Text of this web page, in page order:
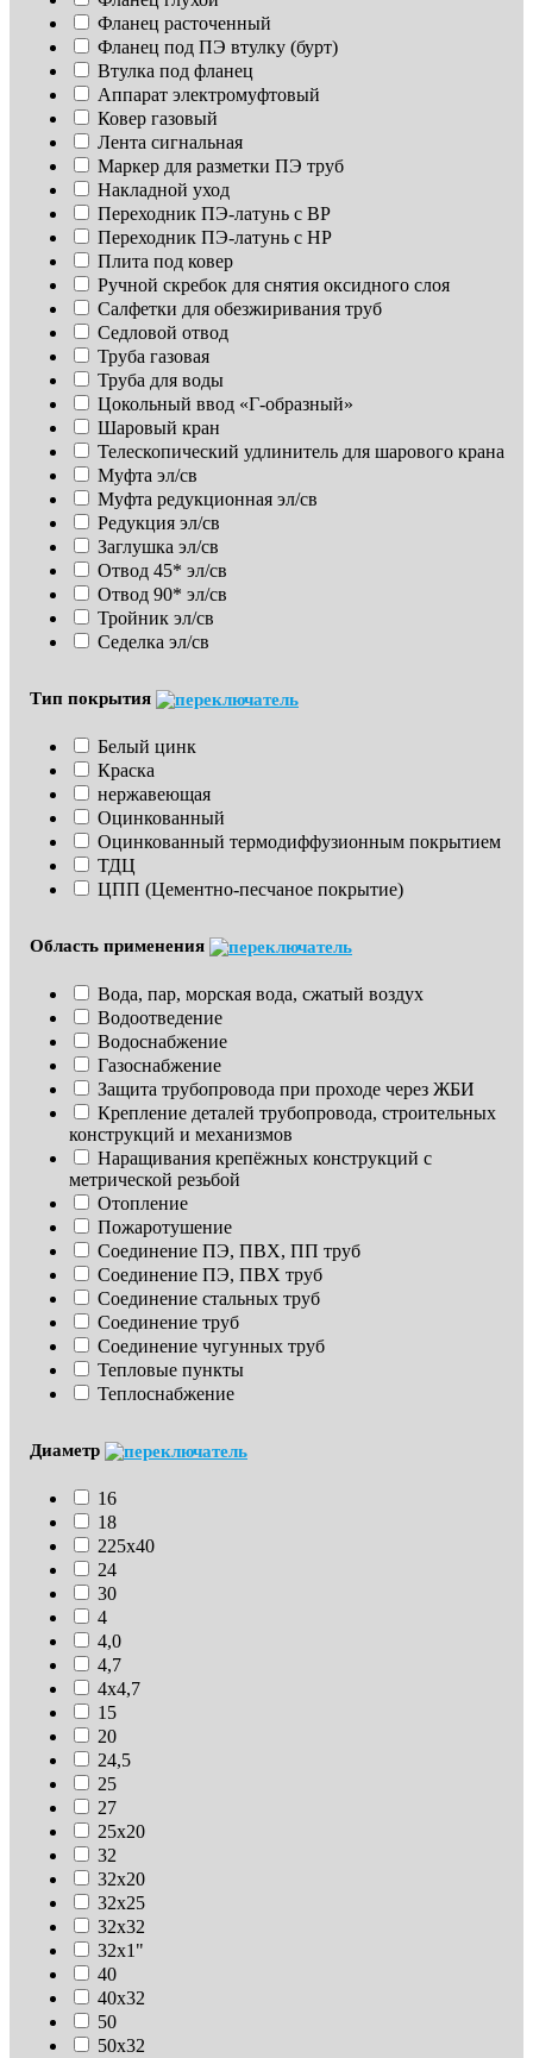
Фланец расточенный
Фланец под ПЭ втулку (бурт)
Втулка под фланец
Аппарат электромуфтовый
Ковер газовый
Лента сигнальная
Маркер для разметки ПЭ труб
Накладной уход
Переходник ПЭ-латунь с ВР
Переходник ПЭ-латунь с НР
Плита под ковер
Ручной скребок для снятия оксидного слоя
Салфетки для обезжиривания труб
Седловой отвод
Труба газовая
Труба для воды
Цокольный ввод «Г-образный»
Шаровый кран
Телескопический удлинитель для шарового крана
Муфта эл/св
Муфта редукционная эл/св
Редукция эл/св
Заглушка эл/св
Отвод 45* эл/св
Отвод 90* эл/св
Тройник эл/св
Седелка эл/св
Тип покрытия
Белый цинк
Краска
нержавеющая
Оцинкованный
Оцинкованный термодиффузионным покрытием
ТДЦ
ЦПП (Цементно-песчаное покрытие)
Область применения
Вода, пар, морская вода, сжатый воздух
Водоотведение
Водоснабжение
Газоснабжение
Защита трубопровода при проходе через ЖБИ
Крепление деталей трубопровода, строительных
конструкций и механизмов
Наращивания крепёжных конструкций с
метрической резьбой
Отопление
Пожаротушение
Соединение ПЭ, ПВХ, ПП труб
Соединение ПЭ, ПВХ труб
Соединение стальных труб
Соединение труб
Соединение чугунных труб
Тепловые пункты
Теплоснабжение
Диаметр
16
18
225х40
24
30
4
4,0
4,7
4х4,7
15
20
24,5
25
27
25х20
32
32х20
32х25
32х32
32х1"
40
40х32
50
50х32